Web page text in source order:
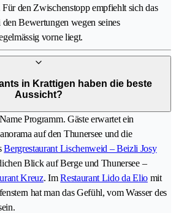
den Zwischenstopp empfiehlt sich das
den Bewertungen wegen seines
vorne liegt.
in Krattigen haben die beste
Aussicht?
Programm. Gäste erwartet ein
auf den Thunersee und die
Bergrestaurant Lischenweid – Beizli Josy
Blick auf Berge und Thunersee –
Kreuz. ImRestaurant Lido da Eliomit
hat man das Gefühl, vom Wasser des